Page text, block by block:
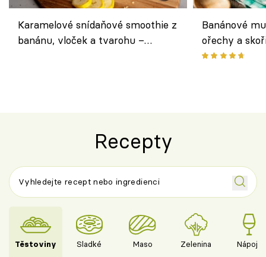
Karamelové snídaňové smoothie z
banánu, vloček a tvarohu –
Banánové
ořechy a
Recepty
Těstoviny Sladké Maso Zelenina Nápoje